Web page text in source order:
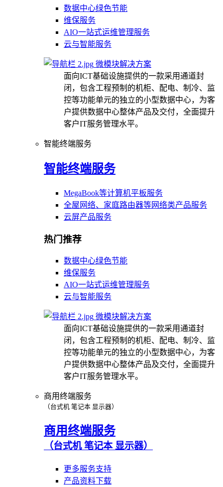
数据中心绿色节能
维保服务
AIO一站式运维管理服务
云与智能服务
微模块解决方案
面向ICT基础设施提供的一款采用通道封
闭，包含工程预制的机柜、配电、制冷、监
控等功能单元的独立的小型数据中心，为客
户提供数据中心整体产品及交付，全面提升
客户IT服务管理水平。
智能终端服务
智能终端服务
MegaBook等计算机平板服务
全屋网络、家庭路由器等网络类产品服务
云屏产品服务
热门推荐
数据中心绿色节能
维保服务
AIO一站式运维管理服务
云与智能服务
微模块解决方案
面向ICT基础设施提供的一款采用通道封
闭，包含工程预制的机柜、配电、制冷、监
控等功能单元的独立的小型数据中心，为客
户提供数据中心整体产品及交付，全面提升
客户IT服务管理水平。
商用终端服务
（台式机 笔记本 显示器）
商用终端服务
（台式机 笔记本 显示器）
更多服务支持
产品资料下载